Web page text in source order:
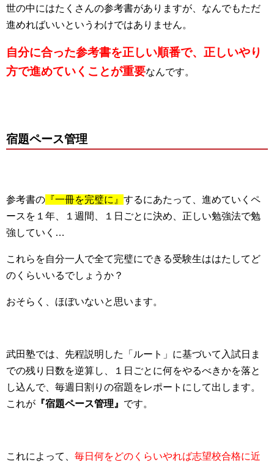
世の中にはたくさんの参考書がありますが、なんでもただ
進めればいいというわけではありません。
自分に合った参考書を正しい順番で、正しいやり
方で進めていくことが重要なんです。
宿題ペース管理
参考書の 『一冊を完璧に』 するにあたって、進めていくペ
ースを１年、１週間、１日ごとに決め、正しい勉強法で勉
強していく…
これらを自分一人で全て完璧にできる受験生ははたしてど
のくらいいるでしょうか？
おそらく、ほぼいないと思います。
武田塾では、先程説明した「ルート」に基づいて入試日ま
での残り日数を逆算し、１日ごとに何をやるべきかを落と
し込んで、毎週日割りの宿題をレポートにして出します。
これが 『宿題ペース管理』 です。
これによって、 毎日何をどのくらいやれば志望校合格に近